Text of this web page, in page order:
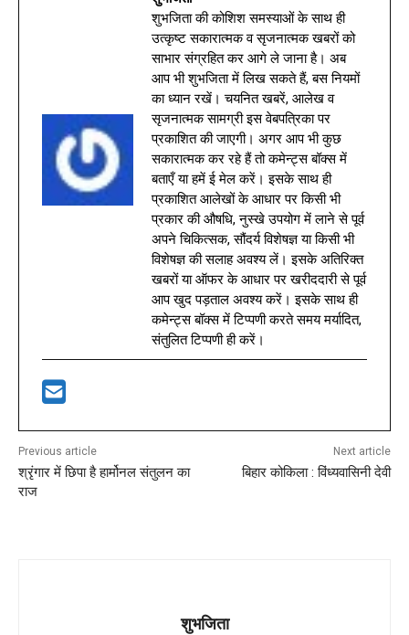
शुभजिता की कोशिश समस्याओं के साथ ही
उत्कृष्ट सकारात्मक व सृजनात्मक खबरों को
साभार संग्रहित कर आगे ले जाना है। अब
आप भी शुभजिता में लिख सकते हैं, बस नियमों
का ध्यान रखें। चयनित खबरें, आलेख व
सृजनात्मक सामग्री इस वेबपत्रिका पर
प्रकाशित की जाएगी। अगर आप भी कुछ
सकारात्मक कर रहे हैं तो कमेन्ट्स बॉक्स में
बताएँ या हमें ई मेल करें। इसके साथ ही
प्रकाशित आलेखों के आधार पर किसी भी
प्रकार की औषधि, नुस्खे उपयोग में लाने से पूर्व
अपने चिकित्सक, सौंदर्य विशेषज्ञ या किसी भी
विशेषज्ञ की सलाह अवश्य लें। इसके अतिरिक्त
खबरों या ऑफर के आधार पर खरीददारी से पूर्व
आप खुद पड़ताल अवश्य करें। इसके साथ ही
कमेन्ट्स बॉक्स में टिप्पणी करते समय मर्यादित,
संतुलित टिप्पणी ही करें।
Previous article
श्रृंगार में छिपा है हार्मोनल संतुलन का
राज
Next article
बिहार कोकिला : विंध्यवासिनी देवी
शुभजिता